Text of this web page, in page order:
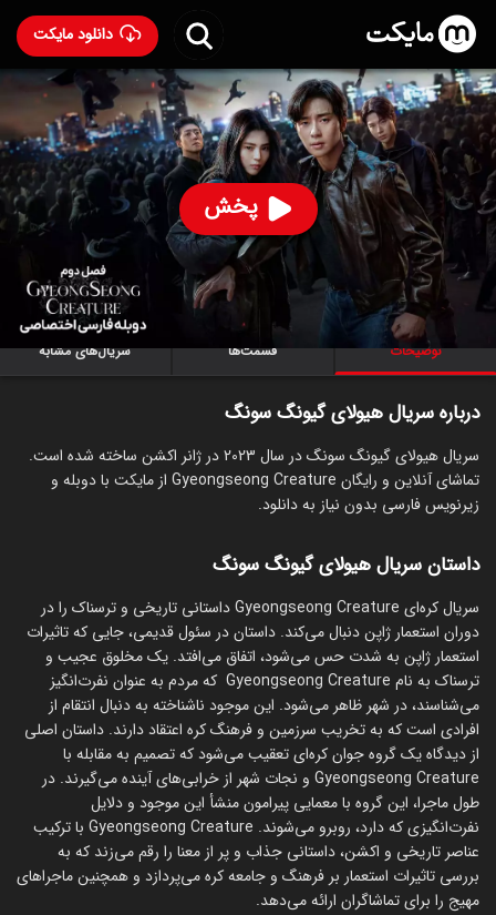
دانلود مایکت
پخش
سریال هیولای گیونگ‌ سونگ با دوبله فارسی - Gyeongseong
Creature 2023
۳۶۲ 95% ۷.۳
ساخت کره جنوبی سال 2023
رده سنی ۱۸+
کره‌ای
سریال اکشن درام ترسناک
توضیحات قسمت‌ها سریال‌های مشابه
درباره سریال هیولای گیونگ‌ سونگ
سریال هیولای گیونگ‌ سونگ در سال 2023 در ژانر اکشن ساخته شده است.
تماشای آنلاین و رایگان Gyeongseong Creature از مایکت با دوبله و
زیرنویس فارسی بدون نیاز به دانلود.
داستان سریال هیولای گیونگ‌ سونگ
‏سریال کره‌ای Gyeongseong Creature داستانی تاریخی و ترسناک را در
دوران استعمار ژاپن دنبال می‌کند. داستان در سئول قدیمی، جایی که تاثیرات
استعمار ژاپن به شدت حس می‌شود، اتفاق می‌افتد. یک مخلوق عجیب و
ترسناک به نام Gyeongseong Creature که مردم به عنوان نفرت‌انگیز
می‌شناسند، در شهر ظاهر می‌شود. این موجود ناشناخته به دنبال انتقام از
افرادی است که به تخریب سرزمین و فرهنگ کره اعتقاد دارند. داستان اصلی
از دیدگاه یک گروه جوان کره‌ای تعقیب می‌شود که تصمیم به مقابله با
Gyeongseong Creature و نجات شهر از خرابی‌های آینده می‌گیرند. در
طول ماجرا، این گروه با معمایی پیرامون منشأ این موجود و دلایل
نفرت‌انگیزی که دارد، روبرو می‌شوند. Gyeongseong Creature با ترکیب
عناصر تاریخی و اکشن، داستانی جذاب و پر از معنا را رقم می‌زند که به
بررسی تاثیرات استعمار بر فرهنگ و جامعه کره می‌پردازد و همچنین ماجراهای
مهیج را برای تماشاگران ارائه می‌دهد.